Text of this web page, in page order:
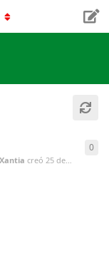
creó 25 de Feb de 2022
0